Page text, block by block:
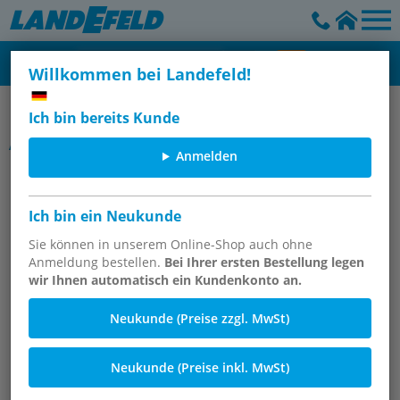
Willkommen bei Landefeld!
Ich bin bereits Kunde
Anmelden
Ich bin ein Neukunde
Sie können in unserem Online-Shop auch ohne
Anmeldung bestellen. Bei Ihrer ersten Bestellung legen
wir Ihnen automatisch ein Kundenkonto an.
Neukunde (Preise zzgl. MwSt)
Neukunde (Preise inkl. MwSt)
Messanschlüsse M 16x2, M 16x1,5 & Steckanschluss
Artikelgruppe
Messanschlüsse mit Hydraulik-
Dichtkegel, Steckanschluss